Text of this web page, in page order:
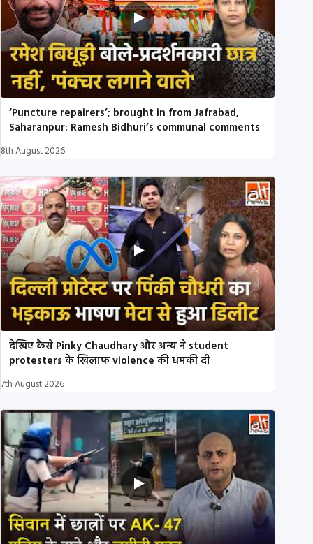
‘Puncture repairers’; brought in from Jafrabad,
Saharanpur: Ramesh Bidhuri’s communal comments
8th August 2026
देखिए कैसे Pinky Chaudhary और अन्य ने student
protesters के खिलाफ violence की धमकी दी
7th August 2026